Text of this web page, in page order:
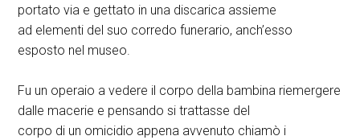
portato via e gettato in una discarica assieme
ad elementi del suo corredo funerario, anch’esso
esposto nel museo.
Fu un operaio a vedere il corpo della bambina riemergere
dalle macerie e pensando si trattasse del
corpo di un omicidio appena avvenuto chiamò i